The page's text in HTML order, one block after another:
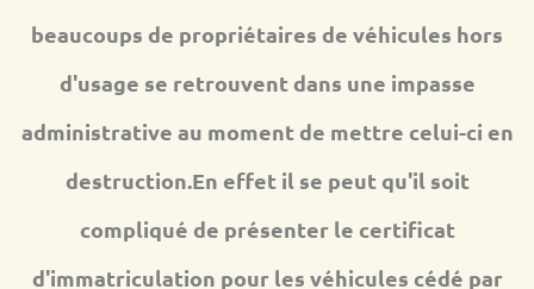
beaucoups de propriétaires de véhicules hors
d'usage se retrouvent dans une impasse
administrative au moment de mettre celui-ci en
destruction.En effet il se peut qu'il soit
compliqué de présenter le certificat
d'immatriculation pour les véhicules cédé par